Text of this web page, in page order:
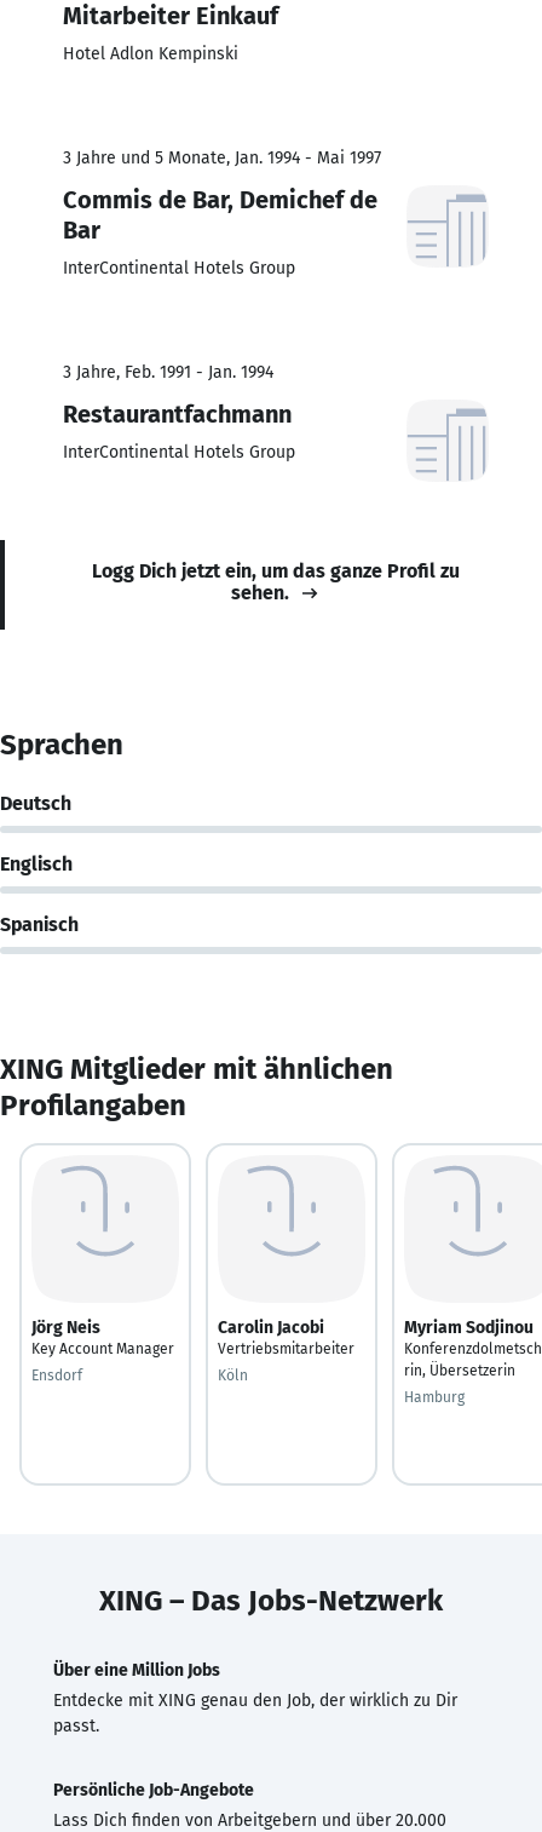
Mitarbeiter Einkauf
Hotel Adlon Kempinski
3 Jahre und 5 Monate, Jan. 1994 - Mai 1997
Commis de Bar, Demichef de
Bar
InterContinental Hotels Group
3 Jahre, Feb. 1991 - Jan. 1994
Restaurantfachmann
InterContinental Hotels Group
Logg Dich jetzt ein, um das ganze Profil zu
sehen.
Sprachen
Deutsch
Englisch
Spanisch
XING Mitglieder mit ähnlichen
Profilangaben
Jörg Neis
Key Account Manager
Ensdorf
Carolin Jacobi
Vertriebsmitarbeiter
Köln
Myriam Sodjinou
rin, Übersetzerin
Hamburg
XING – Das Jobs-Netzwerk
Über eine Million Jobs
Entdecke mit XING genau den Job, der wirklich zu Dir
passt.
Persönliche Job-Angebote
Lass Dich finden von Arbeitgebern und über 20.000